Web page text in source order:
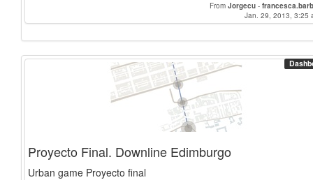
From Jorgecu -
Jan. 29, 2013, 3:25
Proyecto Final. Downline Edimburgo
Urban game Proyecto final